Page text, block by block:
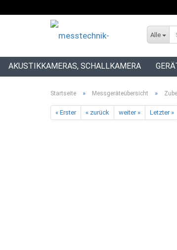
Alle
AKUSTIKKAMERAS, SCHALLKAMERA
Startseite » Messgeräteübersicht »
« Erster « zurück weiter » Letzter »